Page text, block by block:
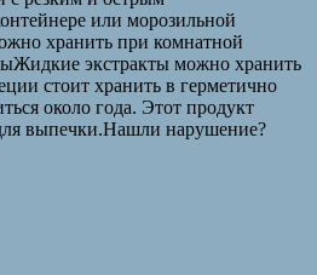
или морозильной
хранить при комнатной
экстракты можно хранить
стоит хранить в герметично
около года. Этот продукт
выпечки.Нашли нарушение?